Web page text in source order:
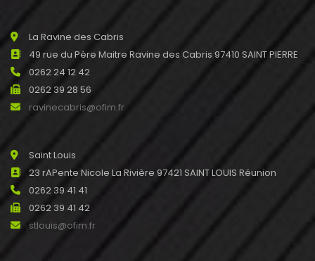
La Ravine des Cabris
49 rue du Père Maitre Ravine des Cabris 97410 SAINT PIERRE
0262 24 12 42
0262 39 28 56
ravinecabris@ofim.fr
Saint Louis
23 rAPente Nicole La Rivière 97421 SAINT LOUIS Réunion
0262 39 41 41
0262 39 41 42
stlouis@ofim.fr